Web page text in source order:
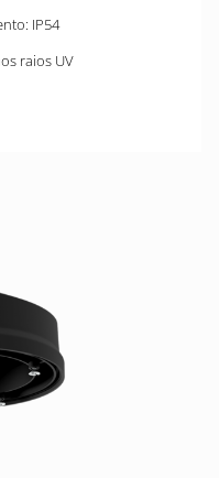
IP54
raios UV